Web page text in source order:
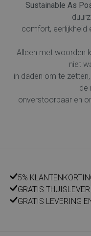
Sustainable As
comfort, eerlijkheid
Alleen met woorden
niet
in daden om te
de
onverstoorbaar en
5%
GRATIS
GRATIS LEVERING